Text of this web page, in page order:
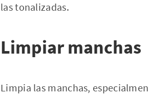
las tonalizadas.
Limpiar manchas
Limpia las manchas,